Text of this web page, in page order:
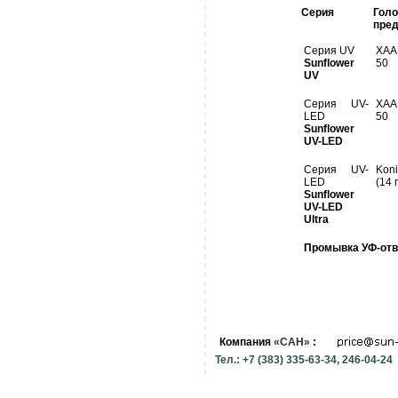
Серия
Серия UV
Sunflower
UV
50
Серия UV-
LED
Sunflower
UV-LED
50
Серия UV-
LED
Sunflower
UV-LED
Ultra
(14
Промывка УФ-
Компания «САН» :
Тел.: +7 (383) 335-63-34, 246-04-24